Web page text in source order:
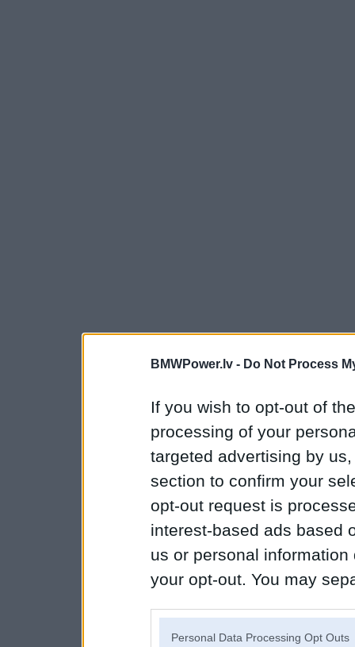
BMWPower.lv - Do Not Process
If you wish to opt-out of
processing of your
targeted advertising by
section to confirm your
opt-out request is
interest-based ads based
us or personal
your opt-out. You may
Personal Data Processing Opt Outs